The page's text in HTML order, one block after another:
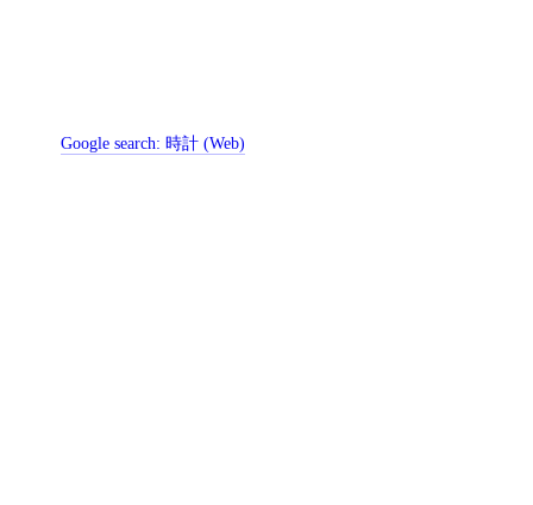
Google search:時計 (Web)